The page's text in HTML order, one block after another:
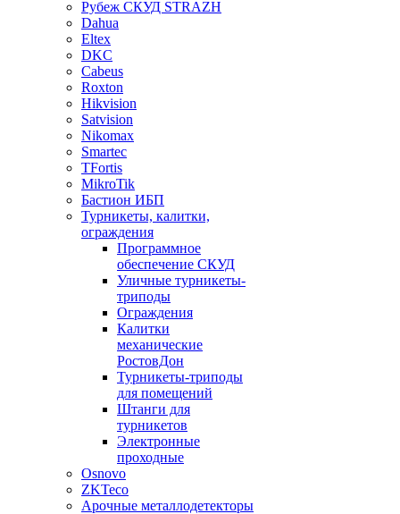
Рубеж СКУД STRAZH
Dahua
Eltex
DKC
Cabeus
Roxton
Hikvision
Satvision
Nikomax
Smartec
TFortis
MikroTik
Бастион ИБП
Турникеты, калитки,
ограждения
Программное
обеспечение СКУД
Уличные турникеты-
триподы
Ограждения
Калитки
механические
РостовДон
Турникеты-триподы
для помещений
Штанги для
турникетов
Электронные
проходные
Osnovo
ZKTeco
Арочные металлодетекторы